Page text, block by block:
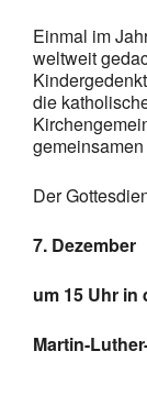
Einmal im
weltweit
die
Der
7. Dezember
um 15 Uhr in
Martin-